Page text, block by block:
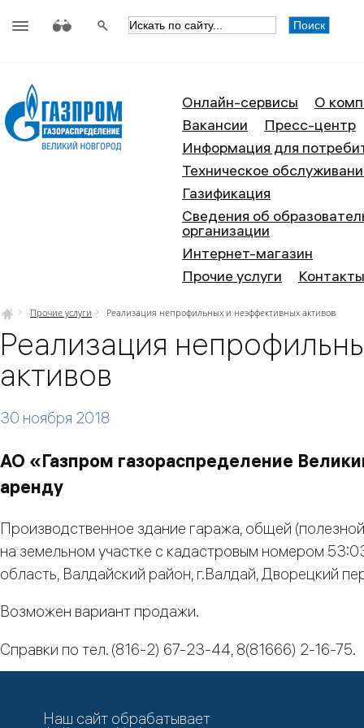
Онлайн-сервисы
О
Вакансии
Пресс-центр
Информация для
Техническое
Газификация
Сведения об
организации
Интернет-магазин
Прочие услуги
Контакты
Прочие услуги Реализация непрофильных и неэффективных активов
Реализация
активов
30 ноября 2018
АО «Газпром газораспределение
аренду
Производственное здание гаража, общей
на земельном участке с кадастровым номером
область, Валдайский район, г.Валдай, Дворецкий
Возможен вариант продажи.
Справки по тел. (816-2) 67-23-44, 8(81666) 2-16-75.
Наш сайт обрабатывает